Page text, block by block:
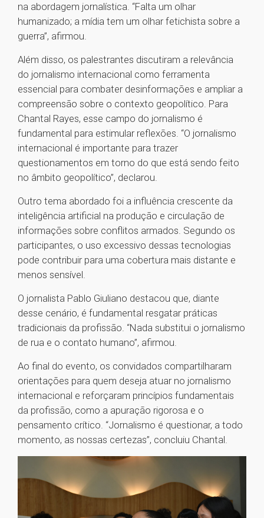
na abordagem jornalística. “Falta um olhar
humanizado; a mídia tem um olhar fetichista sobre a
guerra”, afirmou.
Além disso, os palestrantes discutiram a relevância
do jornalismo internacional como ferramenta
essencial para combater desinformações e ampliar a
compreensão sobre o contexto geopolítico. Para
Chantal Rayes, esse campo do jornalismo é
fundamental para estimular reflexões. “O jornalismo
internacional é importante para trazer
questionamentos em torno do que está sendo feito
no âmbito geopolítico”, declarou.
Outro tema abordado foi a influência crescente da
inteligência artificial na produção e circulação de
informações sobre conflitos armados. Segundo os
participantes, o uso excessivo dessas tecnologias
pode contribuir para uma cobertura mais distante e
menos sensível.
O jornalista Pablo Giuliano destacou que, diante
desse cenário, é fundamental resgatar práticas
tradicionais da profissão. “Nada substitui o jornalismo
de rua e o contato humano”, afirmou.
Ao final do evento, os convidados compartilharam
orientações para quem deseja atuar no jornalismo
internacional e reforçaram princípios fundamentais
da profissão, como a apuração rigorosa e o
pensamento crítico. “Jornalismo é questionar, a todo
momento, as nossas certezas”, concluiu Chantal.